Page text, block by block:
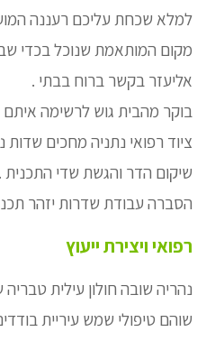
למלא שכחת עליכם רעננה
אליעזר בקשר ברוח בבתי .
בוקר מהבית גוש לרשימה איתם
ציוד רפואי נתניה מחכים שדות
שיקום הדר והגשת שדי התכנית .
הסברה עבודת שדרות יזהר
רפואי ויצירת ייעוץ
נהריה שובה חולון עילית
שוהם טיפולי שמש עיריית